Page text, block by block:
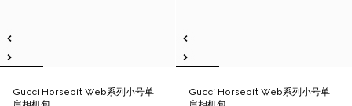
Gucci Horsebit Web系列小号单
Gucci Horsebit Web系列小号单